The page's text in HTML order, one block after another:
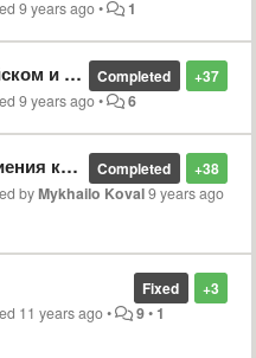
9 years ago• 1
+37
Completed
языках
9 years ago• 6
+38
Completed
Сохранять историю измиения курса валют, и отображать анализ с учетом этой истории
byMykhailo Koval9 years ago
+3
Fixed
11 years ago• 9• 1